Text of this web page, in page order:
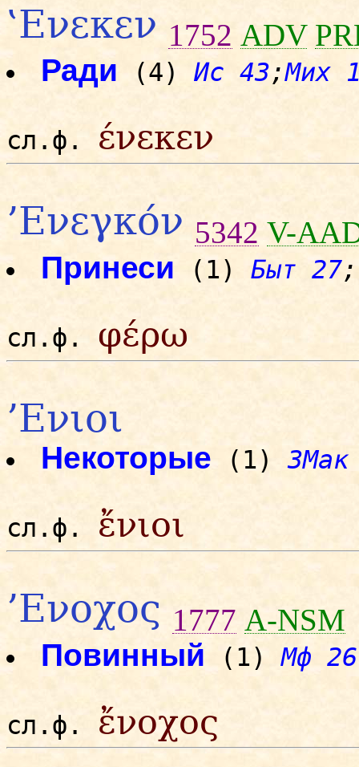
‛Ενεκεν 1752 ADV
Ради (4) Ис 43;Мих
сл.ф. ένεκεν
’Ενεγκόν 5342 V-
Принеси (1) Быт 27;
сл.ф. φέρω
’Ενιοι
Некоторые (1)
сл.ф. ἔνιοι
’Ενοχος 1777 A-NSM
Повинный (1)Мф 26
сл.ф. ἔνοχος